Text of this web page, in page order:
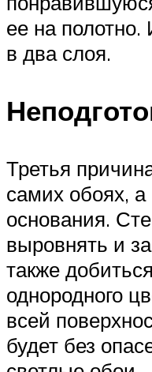
ее на полотно.
в два слоя.
Третья
самих обоях, а
основания.
выровнять и
также
однородного
всей
будет без